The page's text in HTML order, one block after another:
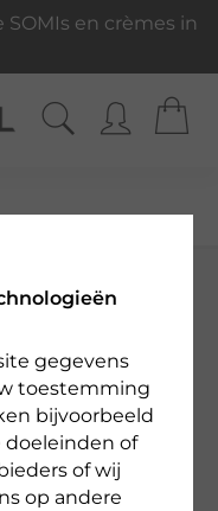
gegevens
toestemming
bijvoorbeeld
doeleinden of
of wij
op andere
en crèmes in